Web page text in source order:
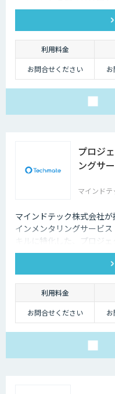
スキル状態を確認するこ
選定にもご活用いただけ
利用料金
お問合せください
プロジ
ングサ
マインド
マインドテック株式会社
インメンタリングサービ
キルに特化した、プロジ
です。DX・AIの内製化に
ターが、貴社メンバーの
アドバイス支援を行います
利用料金
お問合せください